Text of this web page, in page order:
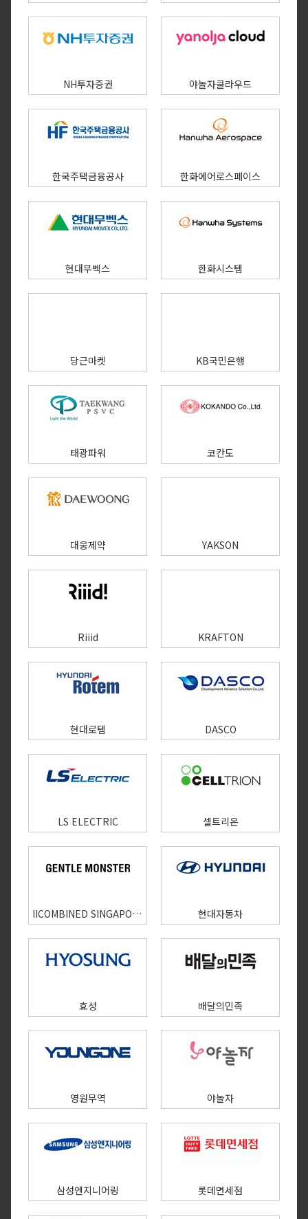
NH투자증권 야놀자클라우드
한국주택금융공사 한화에어로스페이스
현대무벡스 한화시스템
당근마켓 KB국민은행
태광파워 코칸도
대웅제약 YAKSON
Riiid KRAFTON
현대로템 DASCO
LS ELECTRIC 셀트리온
IICOMBINED SINGAPORE PTE. LTD. 현대자동차
효성 배달의민족
영원무역 야놀자
삼성엔지니어링 롯데면세점